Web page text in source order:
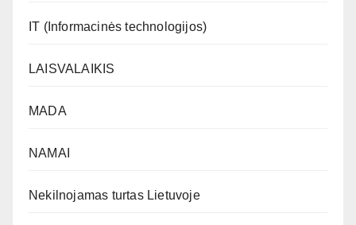
IT (Informacinės technologijos)
LAISVALAIKIS
MADA
NAMAI
Nekilnojamas turtas Lietuvoje